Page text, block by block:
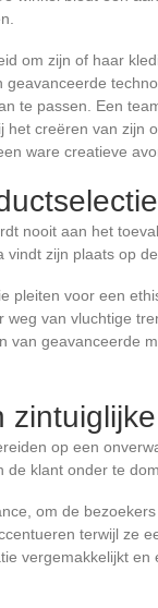
om zijn of haar
te passen. Een
creëren van zijn
ware creatieve
nooit aan het
zijn plaats op
pleiten voor een
van vluchtige
van geavanceerde
op een
klant onder te
om de
terwijl ze
vergemakkelijkt